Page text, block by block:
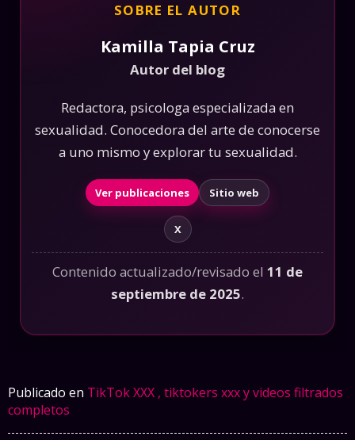
SOBRE EL AUTOR
Kamilla Tapia Cruz
Autor del blog
Redactora, psicologa especializada en
sexualidad. Conocedora del arte de conocerse
a uno mismo y explorar tu sexualidad.
Ver publicaciones Sitio web
X
Contenido actualizado/revisado el 11 de
septiembre de 2025.
Publicado en TikTok XXX , tiktokers xxx y videos filtrados
completos